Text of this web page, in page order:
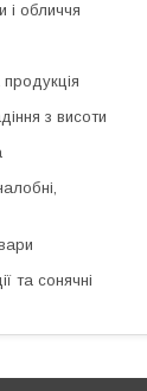
і обличчя
з висоти
та сонячні